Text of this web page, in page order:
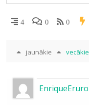
4 0 0
jaunākie vecākie
EnriqueEruro